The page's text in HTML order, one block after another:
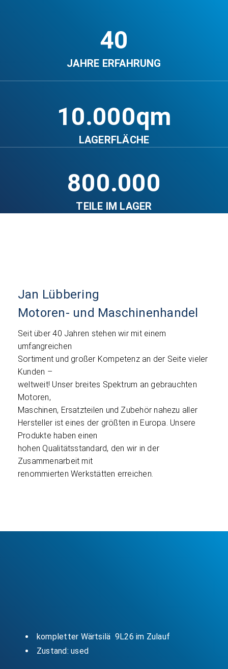
40
JAHRE ERFAHRUNG
10.000qm
LAGERFLÄCHE
800.000
TEILE IM LAGER
Jan Lübbering
Motoren- und Maschinenhandel
Seit über 40 Jahren stehen wir mit einem
umfangreichen
Sortiment und großer Kompetenz an der Seite vieler
Kunden –
weltweit! Unser breites Spektrum an gebrauchten
Motoren,
Maschinen, Ersatzteilen und Zubehör nahezu aller
Hersteller ist eines der größten in Europa. Unsere
Produkte haben einen
hohen Qualitätsstandard, den wir in der
Zusammenarbeit mit
renommierten Werkstätten erreichen.
kompletter Wärtsilä 9L26 im Zulauf
Zustand: used